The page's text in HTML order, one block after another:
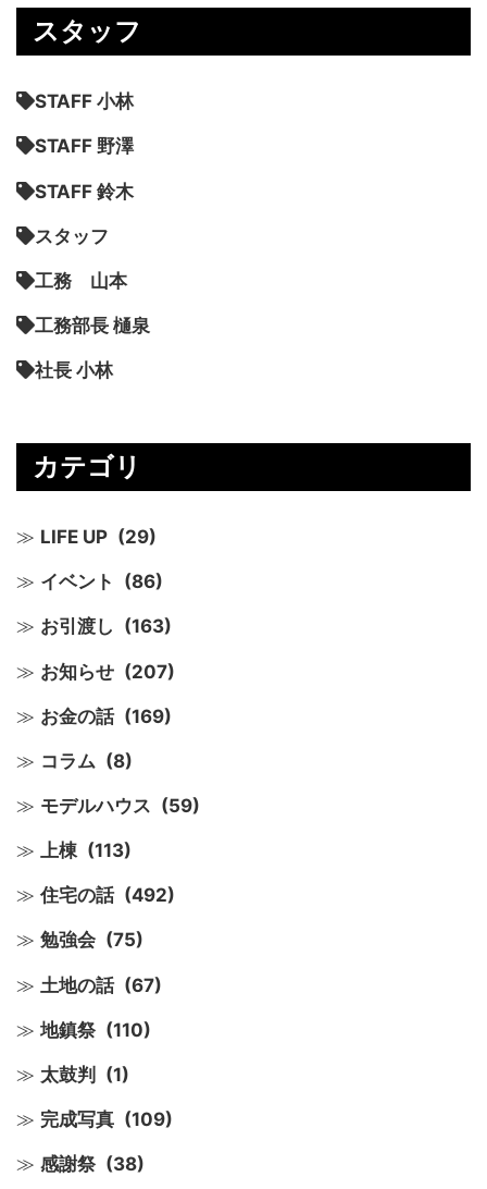
スタッフ
STAFF 小林
STAFF 野澤
STAFF 鈴木
スタッフ
工務 山本
工務部長 樋泉
社長 小林
カテゴリ
LIFE UP (29)
イベント (86)
お引渡し (163)
お知らせ (207)
お金の話 (169)
コラム (8)
モデルハウス (59)
上棟 (113)
住宅の話 (492)
勉強会 (75)
土地の話 (67)
地鎮祭 (110)
太鼓判 (1)
完成写真 (109)
感謝祭 (38)